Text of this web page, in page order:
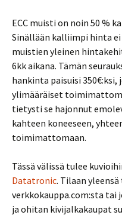
ECC muisti on noin 50 %
Sinällään kalliimpi hinta
muistien yleinen
6kk aikana. Tämän
hankinta paisuisi
ylimääräiset
tietysti se hajonnut
kahteen koneeseen,
toimimattomaan.
Tässä välissä tulee
Datatronic. Tilaan
verkkokauppa.com:sta tai
ja ohitan kivijalkakaupat